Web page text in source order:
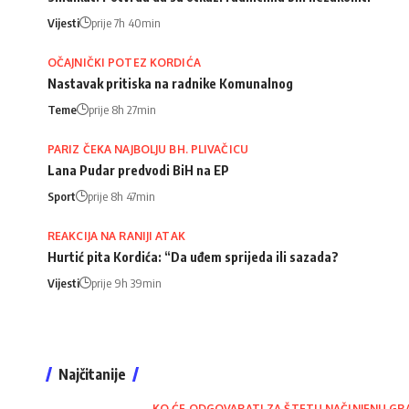
Vijesti prije 7h 40min
OČAJNIČKI POTEZ KORDIĆA
Nastavak pritiska na radnike Komunalnog
Teme prije 8h 27min
PARIZ ČEKA NAJBOLJU BH. PLIVAČICU
Lana Pudar predvodi BiH na EP
Sport prije 8h 47min
REAKCIJA NA RANIJI ATAK
Hurtić pita Kordića: “Da uđem sprijeda ili sazada?
Vijesti prije 9h 39min
Najčitanije